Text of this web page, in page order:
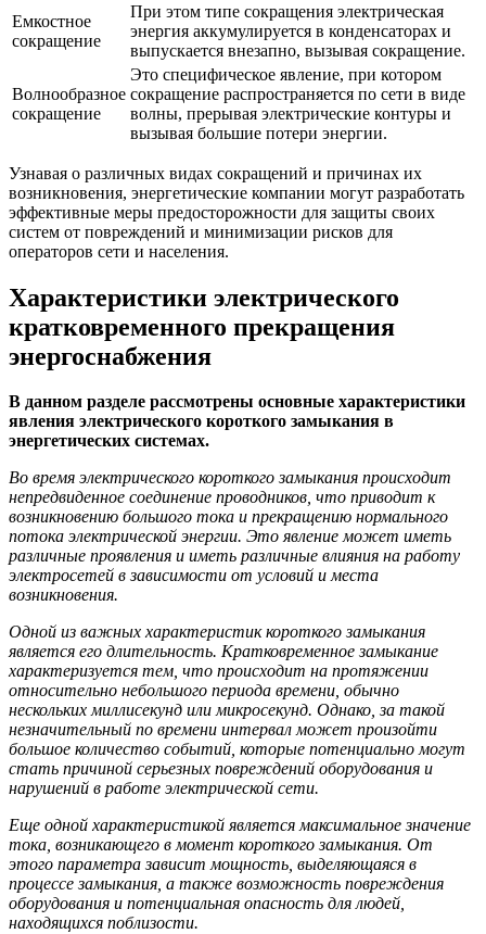
Емкостное
сокращение
При этом типе сокращения электрическая
энергия аккумулируется в конденсаторах и
выпускается внезапно, вызывая сокращение.
Волнообразное
сокращение
Это специфическое явление, при котором
сокращение распространяется по сети в виде
волны, прерывая электрические контуры и
вызывая большие потери энергии.
Узнавая о различных видах сокращений и причинах их
возникновения, энергетические компании могут разработать
эффективные меры предосторожности для защиты своих
систем от повреждений и минимизации рисков для
операторов сети и населения.
Характеристики электрического
кратковременного прекращения
энергоснабжения
В данном разделе рассмотрены основные характеристики
явления электрического короткого замыкания в
энергетических системах.
Во время электрического короткого замыкания происходит
непредвиденное соединение проводников, что приводит к
возникновению большого тока и прекращению нормального
потока электрической энергии. Это явление может иметь
различные проявления и иметь различные влияния на работу
электросетей в зависимости от условий и места
возникновения.
Одной из важных характеристик короткого замыкания
является его длительность. Кратковременное замыкание
характеризуется тем, что происходит на протяжении
относительно небольшого периода времени, обычно
нескольких миллисекунд или микросекунд. Однако, за такой
незначительный по времени интервал может произойти
большое количество событий, которые потенциально могут
стать причиной серьезных повреждений оборудования и
нарушений в работе электрической сети.
Еще одной характеристикой является максимальное значение
тока, возникающего в момент короткого замыкания. От
этого параметра зависит мощность, выделяющаяся в
процессе замыкания, а также возможность повреждения
оборудования и потенциальная опасность для людей,
находящихся поблизости.